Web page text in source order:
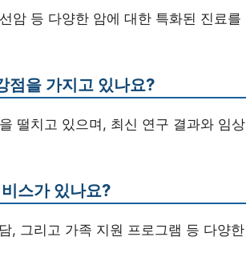
암 등 다양한 암에 대한 특화된 진료를
점을 가지고 있나요?
떨치고 있으며, 최신 연구 결과와 임상
스가 있나요?
, 그리고 가족 지원 프로그램 등 다양한